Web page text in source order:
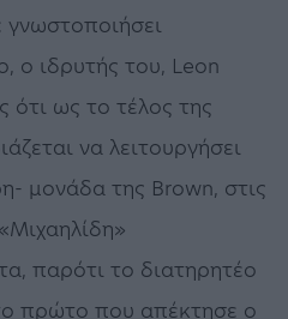
γνωστοποιήσει
ο ιδρυτής του, Leon
ότι ως το τέλος της
να λειτουργήσει
μονάδα της Brown, στις
παρότι το διατηρητέο
πρώτο που απέκτησε ο